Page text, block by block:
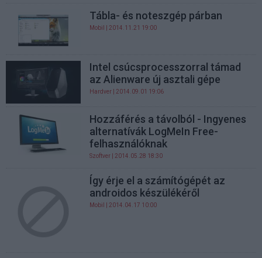
Tábla- és noteszgép párban
Mobil | 2014.11.21 19:00
Intel csúcsprocesszorral támad
az Alienware új asztali gépe
Hardver | 2014.09.01 19:06
Hozzáférés a távolból - Ingyenes
alternatívák LogMeIn Free-
felhasználóknak
Szoftver | 2014.05.28 18:30
Így érje el a számítógépét az
androidos készülékéről
Mobil | 2014.04.17 10:00